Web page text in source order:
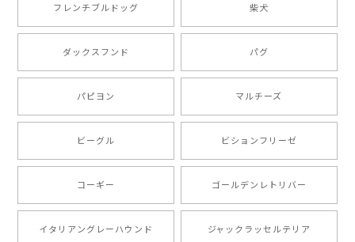
ったです。 ご連絡が取りづらい点だけ少し不安になり
ましたが、商品の素敵さでチャラです。 本当に可愛
い。ありがとうございます。
2024/10/28
注文受領連絡が無かったのでハラハラしましたが… 可
愛い商品が届きました！大満足です♪
フレンチブルドッグ 柴犬
ダックスフンド パグ
パピヨン マルチーズ
ビーグル ビションフリーゼ
コーギー ゴールデンレトリバー
イタリアングレーハウンド ジャックラッセルテリア